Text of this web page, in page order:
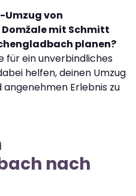
Umzug von
mit Schmitt
planen?
für ein unverbindliches
helfen, deinen Umzug
Erlebnis zu
nach